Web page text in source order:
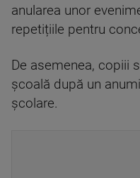
anularea unor
repetițiile pentru
De asemenea, copiii
școală după un
școlare.